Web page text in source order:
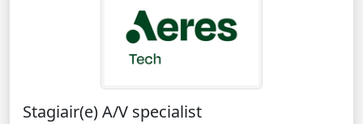
Stagiair(e) A/V specialist